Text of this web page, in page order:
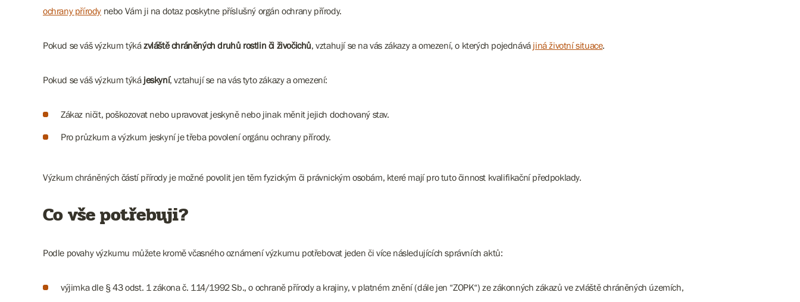
ochrany přírody nebo Vám ji na dotaz poskytne příslušný orgán ochrany přírody.
Pokud se váš výzkum týkázvláště chráněných druhů rostlin či živočichů, vztahují se na vás zákazy a omezení, o kterých pojednává jiná životní situace.
Pokud se váš výzkum týká jeskyní, vztahují se na vás tyto zákazy a omezení:
Zákaz ničit, poškozovat nebo upravovat jeskyně nebo jinak měnit jejich dochovaný stav.
Pro průzkum a výzkum jeskyní je třeba povolení orgánu ochrany přírody.
Výzkum chráněných částí přírody je možné povolit jen těm fyzickým či právnickým osobám, které mají pro tuto činnost kvalifikační předpoklady.
Co vše potřebuji?
Podle povahy výzkumu můžete kromě včasného oznámení výzkumu potřebovat jeden či více následujících správních aktů:
výjimka dle § 43 odst. 1 zákona č. 114/1992 Sb., o ochraně přírody a krajiny, v platném znění (dále jen “ZOPK“) ze zákonných zákazů ve zvláště chráněných územích,